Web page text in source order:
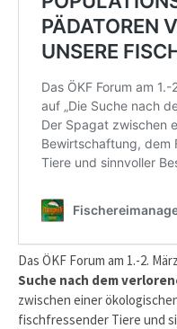
Das ÖKF Forum am 1.-2.
Suche nach dem
zwischen einer
fischfressender Tiere und